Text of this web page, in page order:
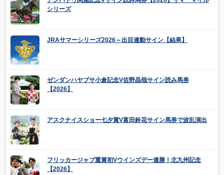
シリーズ
JRAサマーシリーズ2026～出目連動サイン【結果】
ゼンダンハヤブサ小倉記念V佐野晶哉サイン読み馬券
【2026】
アスクナイスショー七夕賞V富田鈴花サイン馬券で波乱演出
フリッカージャブ重賞初Vウインズデー連勝！北九州記念
【2026】